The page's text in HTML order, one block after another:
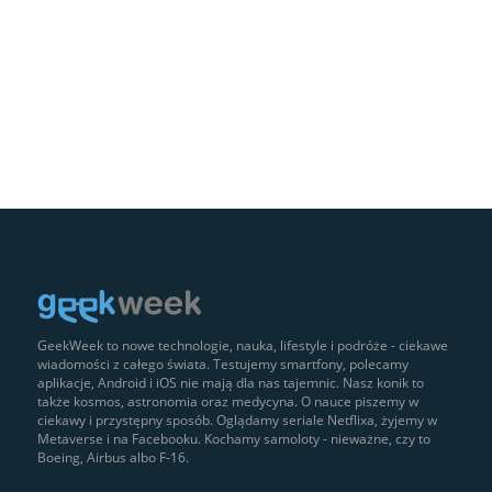
GeekWeek to nowe technologie, nauka, lifestyle i podróże - ciekawe
wiadomości z całego świata. Testujemy smartfony, polecamy
aplikacje, Android i iOS nie mają dla nas tajemnic. Nasz konik to
także kosmos, astronomia oraz medycyna. O nauce piszemy w
ciekawy i przystępny sposób. Oglądamy seriale Netflixa, żyjemy w
Metaverse i na Facebooku. Kochamy samoloty - nieważne, czy to
Boeing, Airbus albo F-16.